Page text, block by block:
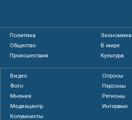
Политика
Экономика
Общество
В мире
Происшествия
Культура
Видео
Опросы
Фото
Персоны
Мнения
Регионы
Медиацентр
Интервью
Колумнисты